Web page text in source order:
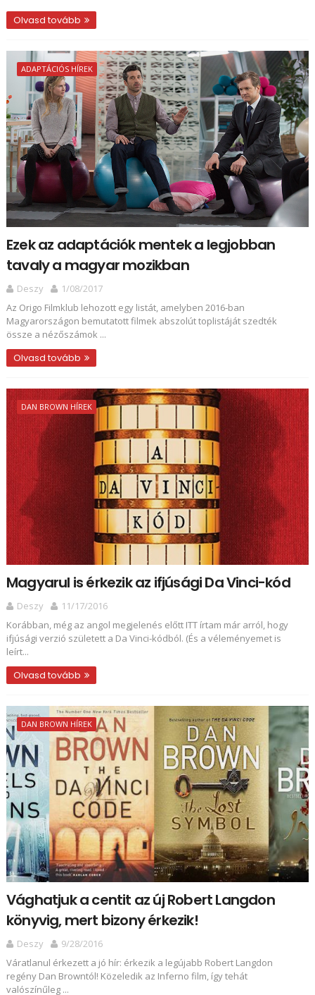
Olvasd tovább
ADAPTÁCIÓS HÍREK
Ezek az adaptációk mentek a legjobban
tavaly a magyar mozikban
Deszy
1/08/2017
Az Origo Filmklub lehozott egy listát, amelyben 2016-ban
Magyarországon bemutatott filmek abszolút toplistáját szedték
össze a nézőszámok ...
Olvasd tovább
DAN BROWN HÍREK
Magyarul is érkezik az ifjúsági Da Vinci-kód
Deszy
11/17/2016
Korábban, még az angol megjelenés előtt ITT írtam már arról, hogy
ifjúsági verzió született a Da Vinci-kódból. (És a véleményemet is
leírt...
Olvasd tovább
DAN BROWN HÍREK
Vághatjuk a centit az új Robert Langdon
könyvig, mert bizony érkezik!
Deszy
9/28/2016
Váratlanul érkezett a jó hír: érkezik a legújabb Robert Langdon
regény Dan Browntól! Közeledik az Inferno film, így tehát
valószínűleg ...